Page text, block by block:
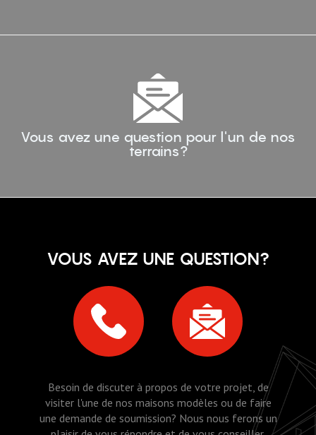
Vous avez une question pour l'un de nos
terrains?
VOUS AVEZ UNE QUESTION?
Besoin de discuter à propos de votre projet, de
visiter l'une de nos maisons modèles ou de faire
une demande de soumission? Nous nous ferons un